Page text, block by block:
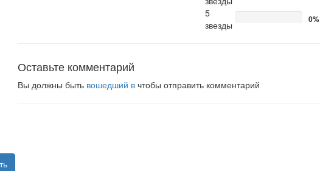
5
звезды
0%
Оставьте комментарий
Вы должны быть вошедший в чтобы отправить комментарий